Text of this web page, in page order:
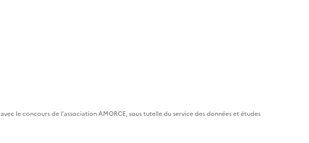
le concours de l’association AMORCE, sous tutelle du service des données et études